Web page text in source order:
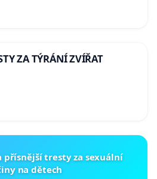
ZA TÝRÁNÍ ZVÍŘAT
přísnější tresty za sexuální
na dětech